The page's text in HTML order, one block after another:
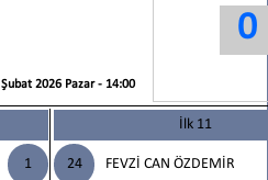
2026 Pazar - 14:00
0
1
İlk 11
24 FEVZİ CAN ÖZDEMİR